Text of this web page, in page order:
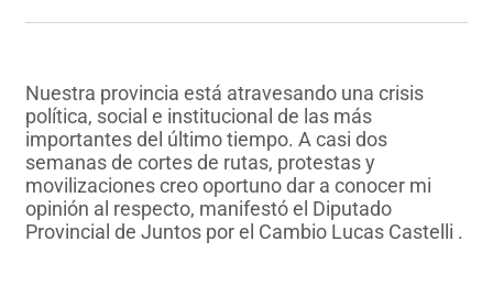
Nuestra provincia está atravesando una crisis
política, social e institucional de las más
importantes del último tiempo. A casi dos
semanas de cortes de rutas, protestas y
movilizaciones creo oportuno dar a conocer mi
opinión al respecto, manifestó el Diputado
Provincial de Juntos por el Cambio Lucas Castelli .